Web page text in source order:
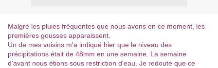
Malgré les pluies fréquentes que nous avons en ce moment, les
premières gousses apparaissent.
Un de mes voisins m'a indiqué hier que le niveau des
précipitations était de 48mm en une semaine. La semaine
d'avant nous étions sous restriction d'eau. Je redoute que ce